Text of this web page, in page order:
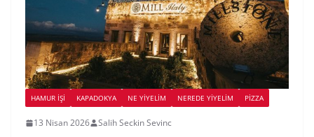
HAMUR İŞI KAPADOKYA NE YİYELİM NEREDE YİYELİM PIZZA
13 Nisan 2026 Salih Seckin Sevinc